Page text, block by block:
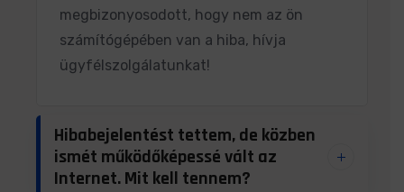
megbizonyosodott, hogy nem az ön
számítógépében van a hiba, hívja
ügyfélszolgálatunkat!
Hibabejelentést tettem, de közben
ismét működőképessé vált az
Internet. Mit kell tennem?